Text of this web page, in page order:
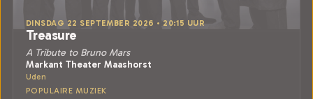
DINSDAG 22 SEPTEMBER 2026 • 20:15 UUR
Treasure
A Tribute to Bruno Mars
Markant Theater Maashorst
Uden
POPULAIRE MUZIEK